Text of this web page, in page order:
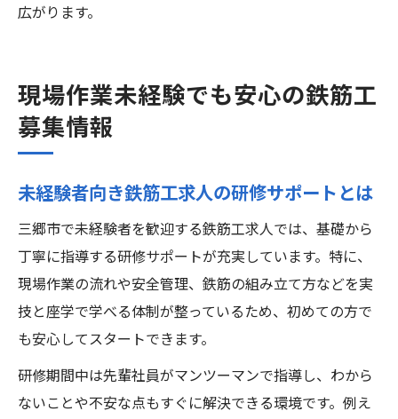
広がります。
現場作業未経験でも安心の鉄筋工
募集情報
未経験者向き鉄筋工求人の研修サポートとは
三郷市で未経験者を歓迎する鉄筋工求人では、基礎から
丁寧に指導する研修サポートが充実しています。特に、
現場作業の流れや安全管理、鉄筋の組み立て方などを実
技と座学で学べる体制が整っているため、初めての方で
も安心してスタートできます。
研修期間中は先輩社員がマンツーマンで指導し、わから
ないことや不安な点もすぐに解決できる環境です。例え